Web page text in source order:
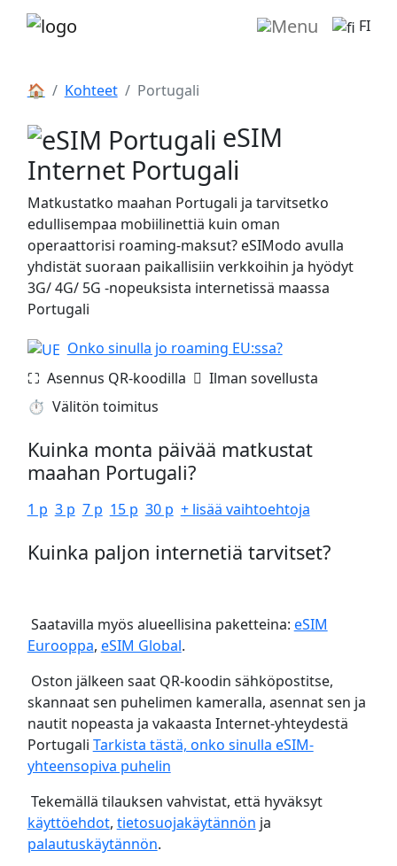
FI
🏠 Kohteet Portugali
eSIM
Internet Portugali
Matkustatko maahan Portugali ja tarvitsetko
edullisempaa mobiilinettiä kuin oman
operaattorisi roaming-maksut? eSIModo avulla
yhdistät suoraan paikallisiin verkkoihin ja hyödyt
3G/ 4G/ 5G -nopeuksista internetissä maassa
Portugali
Onko sinulla jo roaming EU:ssa?
⛶️️ Asennus QR-koodilla ️ Ilman sovellusta
⏱️️ Välitön toimitus
Kuinka monta päivää matkustat
maahan Portugali?
1 p 3 p 7 p 15 p 30 p + lisää vaihtoehtoja
Kuinka paljon internetiä tarvitset?
Saatavilla myös alueellisina paketteina: eSIM
Eurooppa, eSIM Global.
Oston jälkeen saat QR-koodin sähköpostitse,
skannaat sen puhelimen kameralla, asennat sen ja
nautit nopeasta ja vakaasta Internet-yhteydestä
Portugali Tarkista tästä, onko sinulla eSIM-
yhteensopiva puhelin
Tekemällä tilauksen vahvistat, että hyväksyt
käyttöehdot, tietosuojakäytännön ja
palautuskäytännön.